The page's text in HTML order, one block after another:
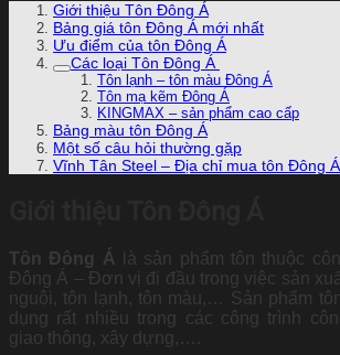
Giới thiệu Tôn Đông Á
Bảng giá tôn Đông Á mới nhất
Ưu điểm của tôn Đông Á
Các loại Tôn Đông Á
Tôn lạnh – tôn màu Đông Á
Tôn mạ kẽm Đông Á
KINGMAX – sản phẩm cao cấp
Bảng màu tôn Đông Á
Một số câu hỏi thường gặp
Vĩnh Tân Steel – Địa chỉ mua tôn Đông
Tôn Đông Á là sản phẩm tôn thuộc
Đông Á – Đơn vị đi đầu trong việc sản
nguội, tôn lạnh, tôn màu,… Sản phẩm
dụng rất nhiều trong các công trình
giao thông, xây dựng,….